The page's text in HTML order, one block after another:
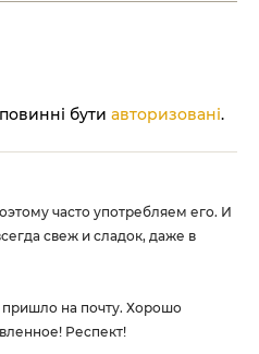
часто употребляем его. И
свеж и сладок, даже в
пришло на почту. Хорошо
Респект!
бути авторизовані.